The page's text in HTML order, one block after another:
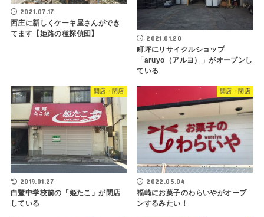
2021.07.17
西庄に新しくケーキ屋さんができ
てます【姫路の種探偵団】
2021.01.20
町坪にリサイクルショップ
「aruyo（アルヨ）」がオープンし
ている
開店・閉店
2019.01.27
白鷺中学校前の「姫たこ」が閉店
している
開店・閉店
2022.05.04
福崎にお菓子のわらいやがオープ
ンするみたい！